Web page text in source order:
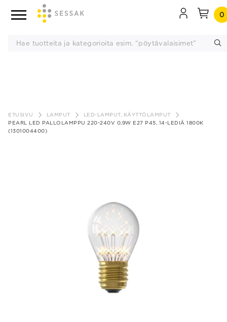
sisältöön
0
ETUSIVU LAMPUT
LED-LAMPUT, KÄYTTÖLAMPUT
PEARL LED PALLOLAMPPU 220-240V 0,9W E27 P45, 14-LEDIÄ 1800K
(1301004400)